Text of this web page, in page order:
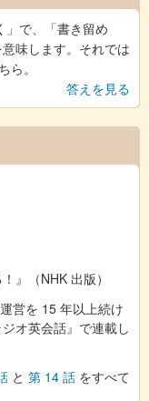
で、「書き留め
味します。それでは
ら。
答えを見る
』（NHK 出版）
営を 15 年以上続け
オ英会話』で連載し
と 第 14 話 をすべて